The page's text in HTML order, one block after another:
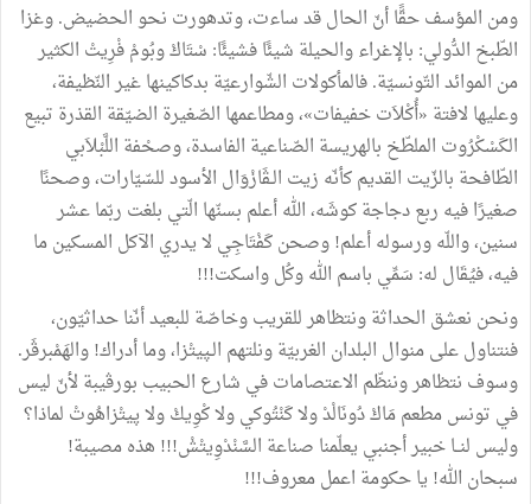
ومن المؤسفحقًّاأنّ الحالقدساءت،وتدهورت نحوالحضيض.وغزا
الطّبخ الدُّولي: بالإغراءوالحيلة شيئًافشيئًا: سْتَاكْوبُومْفْرِيتْ الكثير
من الموائدالتّونسيّة.فالمأكولات الشّوارعيّة بدكاكينهاغيرالنّظيفة،
وعليها لافتة «أُكْلاَتخفيفات»،ومطاعمها الصّغيرة الضيّقة القذرة تبيع
الكَسْكْرُوت الملطّخ بالهريسة الصّناعية الفاسدة،وصحْفة اللَّبْلاَبي
الطّافحة بالزّيت القديمكأنّه زيت الـڤَازْوَال الأسودللسّيّارات،وصحنًا
صغيرًافيه ربعدجاجةكوشَه،اللهأعلم بسنّها الّتي بلغت ربّماعشر
سنين،واللّهورسولهأعلم!وصحنكَفْتَاجِي لايدري الآكل المسكينما
فيه،فيُقَال له: سَمِّي باسم اللهوكُلواسكت!!!
ونحن نعشق الحداثةونتظاهرللقريبوخاصّة للبعيدأنّناحداثيّون،
فنتناولعلىمنوال البلدان الغربيّةونلتهم الـپيتْزا،وماأدراك!والهَمْبرڤَر.
وسوف نتظاهروننظّم الاعتصاماتفي شارع الحبيب بورڤيبة لأنّ ليس
في تونسمطعممَاكْدُونَالْدْولاكَنْتُوكيولاكْوِيكْولاپيتْزاهُوتْ لماذا؟
وليس لنــاخبيرأجنبي يعلّمنا صناعة السَّنْدْوِيتْشْ!!! هذهمصيبة!
سبحان الله! ياحكومة اعملمعروف!!!